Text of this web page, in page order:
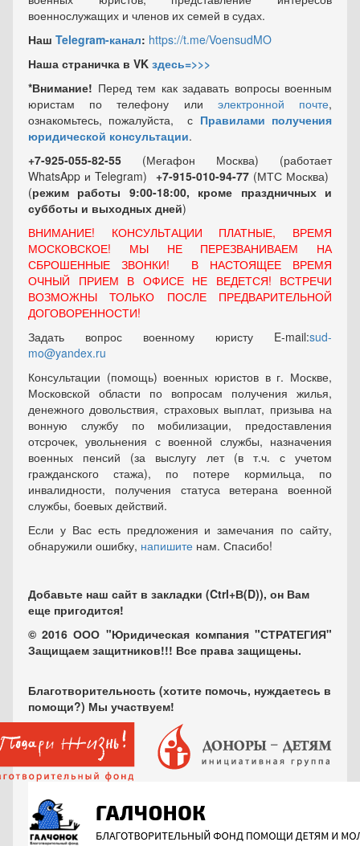
военнослужащих и членов их семей в судах.
Наш Telegram-канал: https://t.me/VoensudMO
Наша страничка в VK здесь=>>>
*Внимание! Перед тем как задавать вопросы военным
юристам по телефону или электронной почте,
ознакомьтесь, пожалуйста, с Правилами получения
юридической консультации.
+7-925-055-82-55 (Мегафон Москва) (работает
WhatsApp и Telegram) +7-915-010-94-77 (МТС Москва)
(режим работы 9:00-18:00, кроме праздничных и
субботы и выходных дней)
ВНИМАНИЕ! КОНСУЛЬТАЦИИ ПЛАТНЫЕ, ВРЕМЯ
МОСКОВСКОЕ! МЫ НЕ ПЕРЕЗВАНИВАЕМ НА
СБРОШЕННЫЕ ЗВОНКИ! В НАСТОЯЩЕЕ ВРЕМЯ
ОЧНЫЙ ПРИЕМ В ОФИСЕ НЕ ВЕДЕТСЯ! ВСТРЕЧИ
ВОЗМОЖНЫ ТОЛЬКО ПОСЛЕ ПРЕДВАРИТЕЛЬНОЙ
ДОГОВОРЕННОСТИ!
Задать вопрос военному юристу E-mail:sud-
mo@yandex.ru
Консультации (помощь) военных юристов в г. Москве,
Московской области по вопросам получения жилья,
денежного довольствия, страховых выплат, призыва на
вонную службу по мобилизации, предоставления
отсрочек, увольнения с военной службы, назначения
военных пенсий (за выслугу лет (в т.ч. с учетом
гражданского стажа), по потере кормильца, по
инвалидности, получения статуса ветерана военной
службы, боевых действий.
Если у Вас есть предложения и замечания по сайту,
обнаружили ошибку, напишите нам. Спасибо!
Добавьте наш сайт в закладки (Ctrl+В(D)), он Вам
еще пригодится!
© 2016 ООО "Юридическая компания "СТРАТЕГИЯ"
Защищаем защитников!!! Все права защищены.
Благотворительность (хотите помочь, нуждаетесь в
помощи?) Мы участвуем!